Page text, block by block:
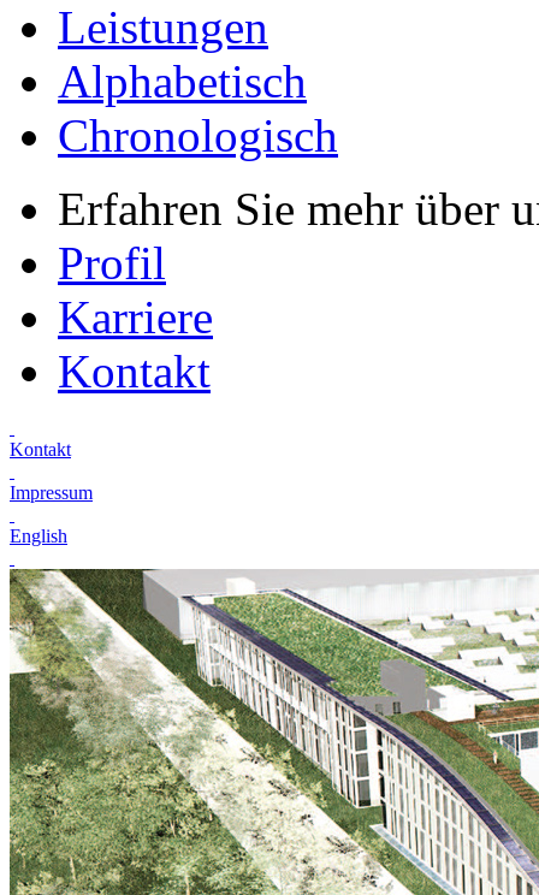
Leistungen
Alphabetisch
Chronologisch
Erfahren Sie mehr über
Profil
Karriere
Kontakt
Kontakt
Impressum
English